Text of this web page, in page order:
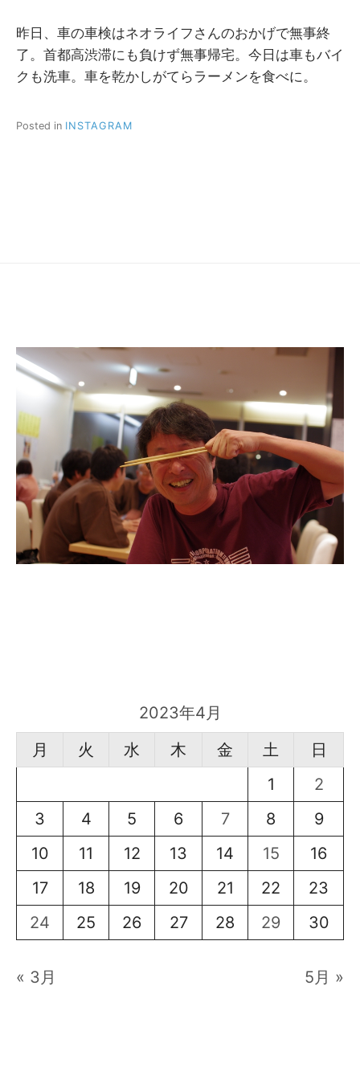
昨日、車の車検はネオライフさんのおかげで無事終
了。首都高渋滞にも負けず無事帰宅。今日は車もバイ
クも洗車。車を乾かしがてらラーメンを食べに。
Posted in INSTAGRAM
2023年4月
月
火 水 木 金 土
日
1
2
3
4 5 6 7 8
9
10
11 12 13 14 15
16
17
18 19 20 21 22
23
24
25 26 27 28 29 30
« 3月 5月 »